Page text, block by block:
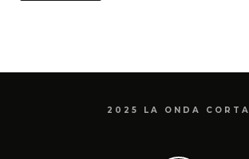
2025 LA ONDA CORTA